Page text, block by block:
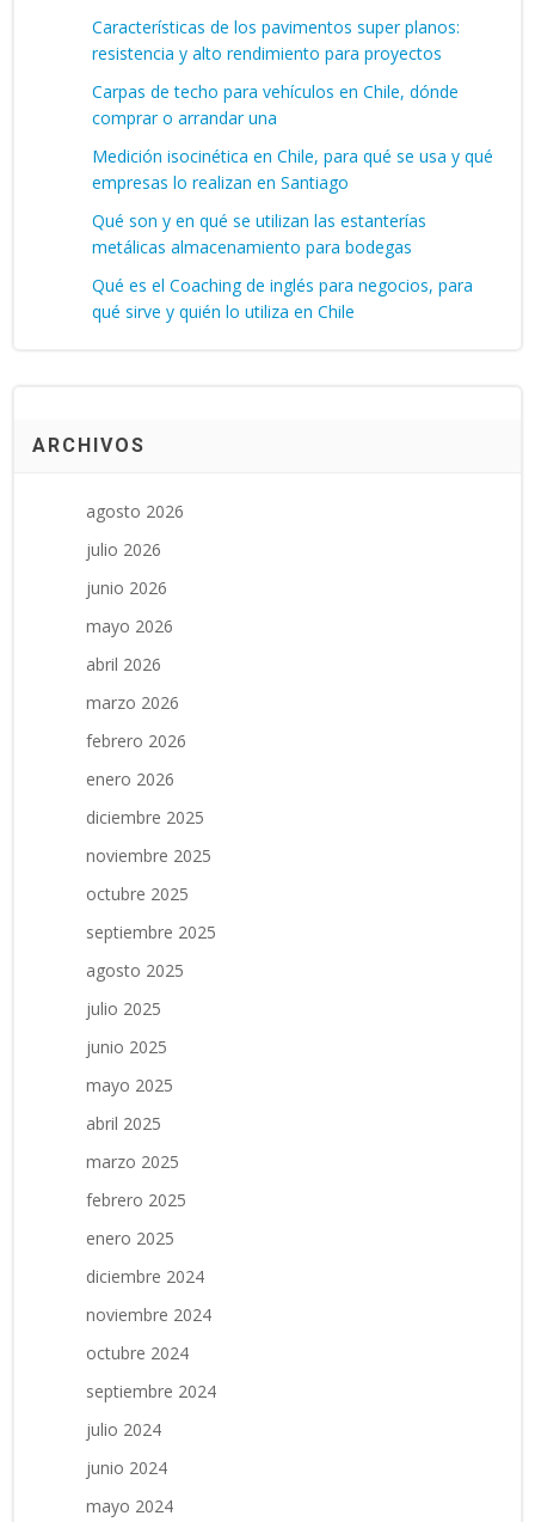
Características de los pavimentos super planos:
resistencia y alto rendimiento para proyectos
Carpas de techo para vehículos en Chile, dónde
comprar o arrandar una
Medición isocinética en Chile, para qué se usa y qué
empresas lo realizan en Santiago
Qué son y en qué se utilizan las estanterías
metálicas almacenamiento para bodegas
Qué es el Coaching de inglés para negocios, para
qué sirve y quién lo utiliza en Chile
ARCHIVOS
agosto 2026
julio 2026
junio 2026
mayo 2026
abril 2026
marzo 2026
febrero 2026
enero 2026
diciembre 2025
noviembre 2025
octubre 2025
septiembre 2025
agosto 2025
julio 2025
junio 2025
mayo 2025
abril 2025
marzo 2025
febrero 2025
enero 2025
diciembre 2024
noviembre 2024
octubre 2024
septiembre 2024
julio 2024
junio 2024
mayo 2024